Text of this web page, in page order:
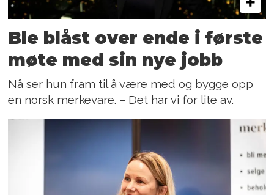
Ble blåst over ende i første
møte med sin nye jobb
Nå ser hun fram til å være med og bygge opp
en norsk merkevare. – Det har vi for lite av.